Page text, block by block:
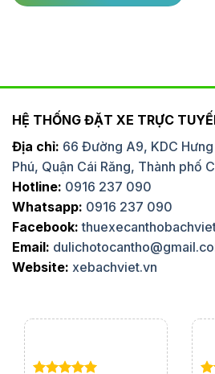
HỆ THỐNG ĐẶT XE TRỰC
Địa chỉ: 66 Đường A9, KDC
Phú, Quận Cái Răng, Thành phố
Hotline: 0916 237 090
Whatsapp: 0916 237 090
Facebook:
Email:
Website: xebachviet.vn